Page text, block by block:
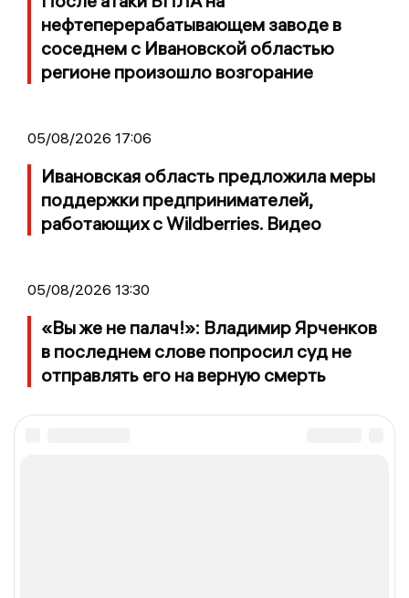
нефтеперерабатывающем заводе в
соседнем с Ивановской областью
регионе произошло возгорание
05/08/2026 17:06
Ивановская область предложила меры
поддержки предпринимателей,
работающих с Wildberries. Видео
05/08/2026 13:30
«Вы же не палач!»: Владимир Ярченков
в последнем слове попросил суд не
отправлять его на верную смерть